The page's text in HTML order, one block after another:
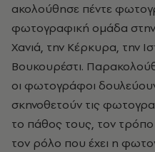
ακολούθησε πέντε
φωτογραφική ομάδα
Χανιά, την Κέρκυρα, την
Βουκουρέστι.
οι φωτογράφοι
σκηνοθετούν τις
το πάθος τους, τον τρόπο
τον ρόλο που έχει η